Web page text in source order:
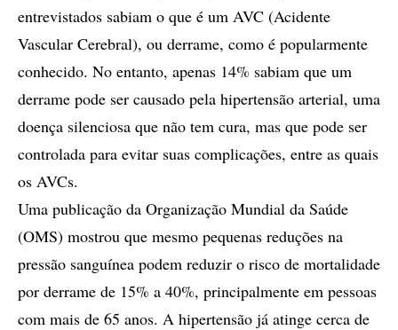
entrevistados sabiam o que é um AVC (Acidente
Vascular Cerebral), ou derrame, como é popularmente
conhecido. No entanto, apenas 14% sabiam que um
derrame pode ser causado pela hipertensão arterial, uma
doença silenciosa que não tem cura, mas que pode ser
controlada para evitar suas complicações, entre as quais
os AVCs.
Uma publicação da Organização Mundial da Saúde
(OMS) mostrou que mesmo pequenas reduções na
pressão sanguínea podem reduzir o risco de mortalidade
por derrame de 15% a 40%, principalmente em pessoas
com mais de 65 anos. A hipertensão já atinge cerca de